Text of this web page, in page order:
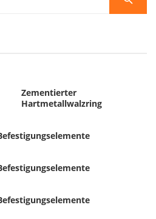
Zementierter
Hartmetallwalzring